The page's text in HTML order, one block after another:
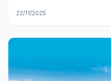
22/11/2025